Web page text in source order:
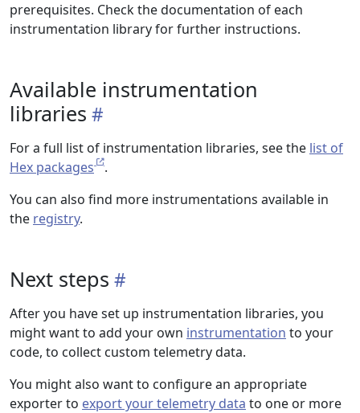
prerequisites. Check the documentation of each
instrumentation library for further instructions.
Available instrumentation
libraries
For a full list of instrumentation libraries, see the list of
Hex packages
.
You can also find more instrumentations available in
the registry.
Next steps
After you have set up instrumentation libraries, you
might want to add your own instrumentation to your
code, to collect custom telemetry data.
You might also want to configure an appropriate
exporter to export your telemetry data to one or more